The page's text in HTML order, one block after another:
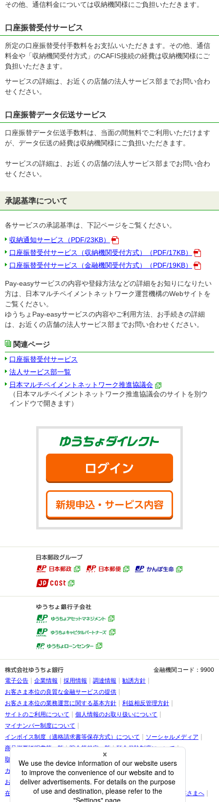
その他、通信料金については収納機関様にご負担いただきます。
口座振替受付サービス
所定の口座振替受付手数料をお支払いいただきます。その他、通信
料金や「収納機関受付方式」のCAFIS接続の経費は収納機関様にご
負担いただきます。
サービスの詳細は、お近くの店舗の法人サービス部までお問い合わ
せください。
口座振替データ伝送サービス
口座振替データ伝送手数料は、当面の間無料でご利用いただけます
が、データ伝送の経費は収納機関様にご負担いただきます。
サービスの詳細は、お近くの店舗の法人サービス部までお問い合わ
せください。
承認基準について
各サービスの承認基準は、下記ページをご覧ください。
収納通知サービス（PDF/23KB）
口座振替受付サービス（収納機関受付方式）（PDF/17KB）
口座振替受付サービス（金融機関受付方式）（PDF/19KB）
Pay-easyサービスの内容や登録方法などの詳細をお知りになりたい
方は、日本マルチペイメントネットワーク運営機構のWebサイトを
ご覧ください。
ゆうちょPay-easyサービスの内容やご利用方法、お手続きの詳細
は、お近くの店舗の法人サービス部までお問い合わせください。
関連ページ
口座振替受付サービス
法人サービス部一覧
日本マルチペイメントネットワーク推進協議会
（日本マルチペイメントネットワーク推進協議会のサイトを別ウ
インドウで開きます）
金融機関コード：9900
電子公告
企業情報 採用情報 調達情報
勧誘方針
お客さま本位の良質な金融サービスの提供
お客さま本位の業務運営に関する基本方針
利益相反管理方針
サイトのご利用について
個人情報のお取り扱いについて
マイナンバー制度について
インボイス制度（適格請求書等保存方式）について
ソーシャルメディア
商品概要説明書等一覧
貯金等規定一覧
預金保険制度について
取引時確認等に関するお願い
お客さま情報の提出等のお願い
カスタマーハラスメントに関する考え方
お客さまに関する情報の取り扱いについて
在留カード・在留期間の情報更新に関する案内をご覧になられたお客さまへ